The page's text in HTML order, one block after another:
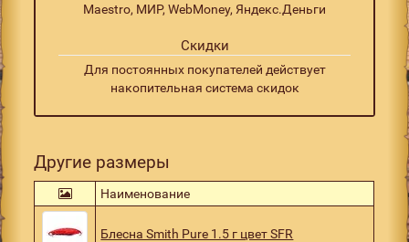
Maestro, МИР, WebMoney, Яндекс.Деньги
Скидки
Для постоянных покупателей действует
накопительная система скидок
Другие размеры
Наименование
Блесна Smith Pure 1.5 г цвет SFR